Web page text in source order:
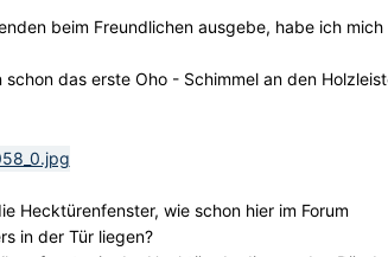
beim Freundlichen ausgebe, habe ich mich
das erste Oho - Schimmel an den
Hecktürenfenster, wie schon hier im Forum
in der Tür liegen?